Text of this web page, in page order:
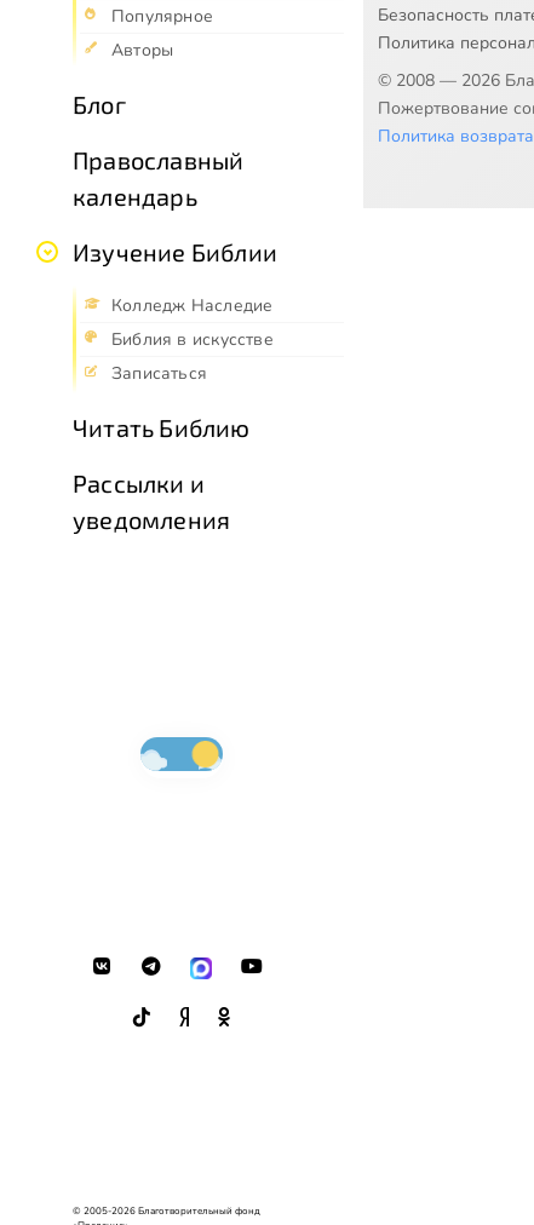
Популярное
Авторы
Блог
Православный
календарь
Изучение Библии
Колледж Наследие
Библия в искусстве
Записаться
Читать Библию
Рассылки и
уведомления
© 2005-2026 Благотворительный фонд
Безопасность
Политика
© 2008 — 2026
Пожертвование
Политика возврата